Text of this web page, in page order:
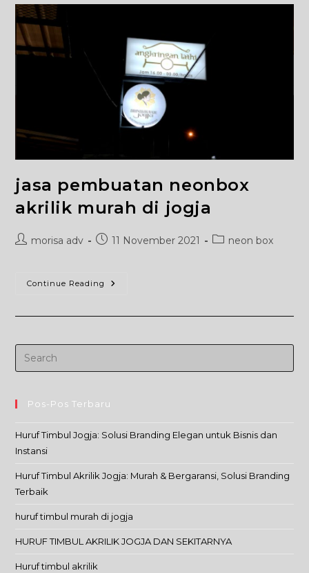
jasa pembuatan neonbox
akrilik murah di jogja
Postmorisa adv
Post11 November 2021
Postneon box
Continue Reading Jasa
Akrilik
Jogja
Pos-Pos Terbaru
Huruf Timbul Jogja: Solusi Branding Elegan untuk Bisnis dan
Instansi
Huruf Timbul Akrilik Jogja: Murah & Bergaransi, Solusi Branding
Terbaik
huruf timbul murah di jogja
HURUF TIMBUL AKRILIK JOGJA DAN SEKITARNYA
Huruf timbul akrilik